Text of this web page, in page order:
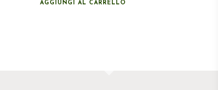
AGGIUNGI AL CARRELLO